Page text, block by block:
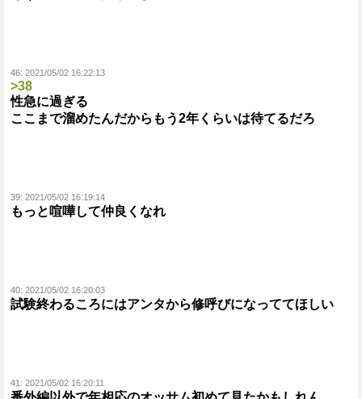
46: 2021/05/02 16:22:13
>38
性急に過ぎる
ここまで溜めたんだからもう2年くらいは待てるだろ
39: 2021/05/02 16:19:14
もっと喧嘩して仲良くなれ
40: 2021/05/02 16:20:03
試験終わるころにはアンタから修呼びになっててほしい
41: 2021/05/02 16:20:11